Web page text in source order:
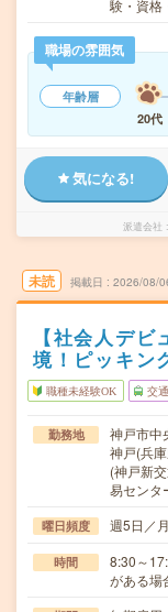
験・資
職場の雰囲気
年齢層
20代
気になる!
派遣会社
未読 掲載日 2026/08/
【社会人デ
境！ピッキン
職種未経験OK 交
勤務地
神戸市中
神戸(兵
(神戸新
易センタ
曜日頻度 週5日／
時間
8:30～
がある場